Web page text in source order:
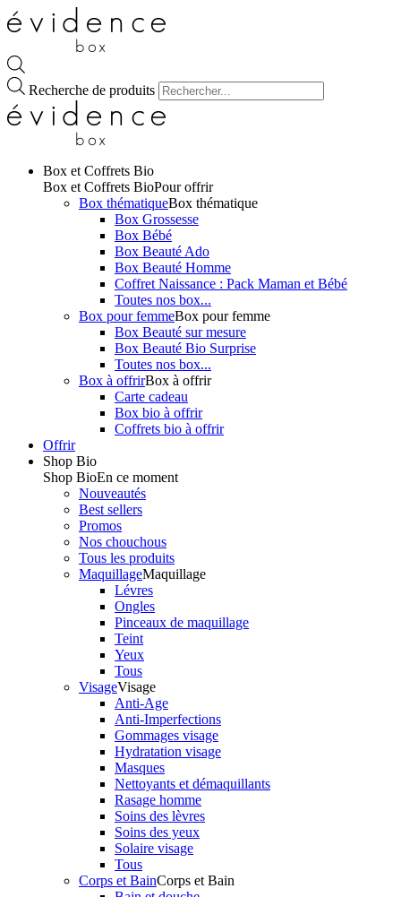
Recherche de produits
Box et Coffrets Bio
Box et Coffrets BioPour offrir
Box thématiqueBox thématique
Box Grossesse
Box Bébé
Box Beauté Ado
Box Beauté Homme
Coffret Naissance : Pack Maman et Bébé
Toutes nos box...
Box pour femmeBox pour femme
Box Beauté sur mesure
Box Beauté Bio Surprise
Toutes nos box...
Box à offrirBox à offrir
Carte cadeau
Box bio à offrir
Coffrets bio à offrir
Offrir
Shop Bio
Shop BioEn ce moment
Nouveautés
Best sellers
Promos
Nos chouchous
Tous les produits
MaquillageMaquillage
Lévres
Ongles
Pinceaux de maquillage
Teint
Yeux
Tous
VisageVisage
Anti-Age
Anti-Imperfections
Gommages visage
Hydratation visage
Masques
Nettoyants et démaquillants
Rasage homme
Soins des lèvres
Soins des yeux
Solaire visage
Tous
Corps et BainCorps et Bain